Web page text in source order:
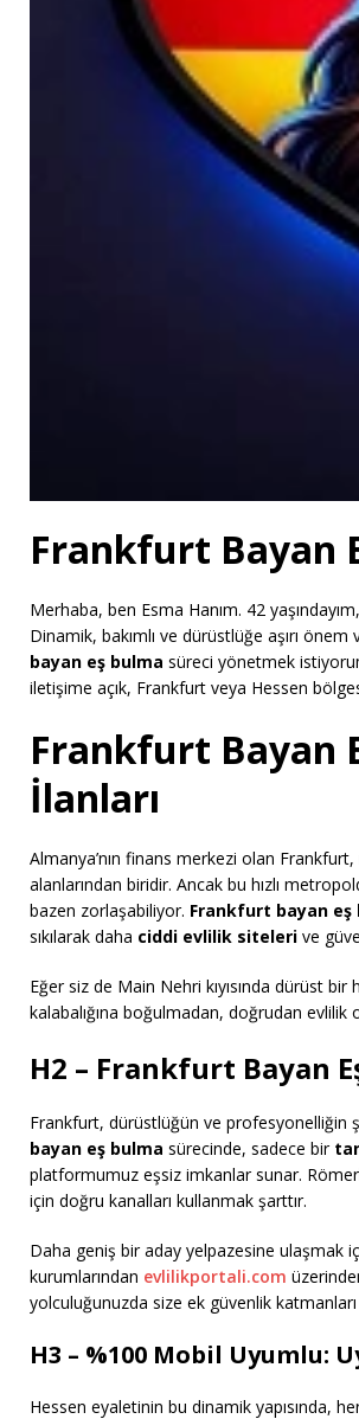
Frankfurt Bayan
Merhaba, ben Esma Hanım. 42
Dinamik, bakımlı ve dürüstlüğe aşırı
bayan eş bulma süreci yönetmek
iletişime açık, Frankfurt veya Hessen
Frankfurt Bayan
İlanları
Almanya’nın finans merkezi olan
alanlarından biridir. Ancak bu hızlı
bazen zorlaşabiliyor. Frankfurt bayan eş
sıkılarak daha ciddi evlilik siteleri ve
Eğer siz de Main Nehri kıyısında dürüst
kalabalığına boğulmadan, doğrudan evlilik
H2 – Frankfurt Bayan
Frankfurt, dürüstlüğün ve profesyonelliğin
bayan eş bulma sürecinde, sadece bir
platformumuz eşsiz imkanlar sunar.
için doğru kanalları kullanmak şarttır.
Daha geniş bir aday yelpazesine ulaşmak
kurumlarından evlilikportali.com
yolculuğunuzda size ek güvenlik
H3 – %100 Mobil
Hessen eyaletinin bu dinamik yapısında,